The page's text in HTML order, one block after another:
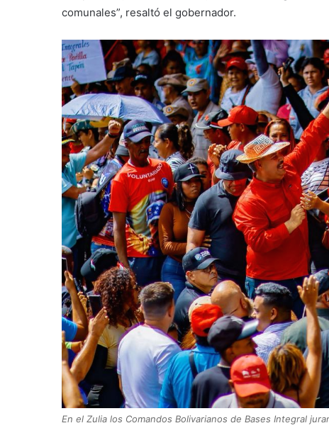
comunales”, resaltó el gobernador.
En el Zulia los Comandos Bolivarianos de Bases Integral